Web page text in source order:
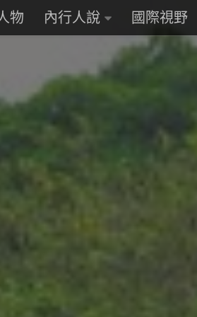
物 內行人說 國際視野